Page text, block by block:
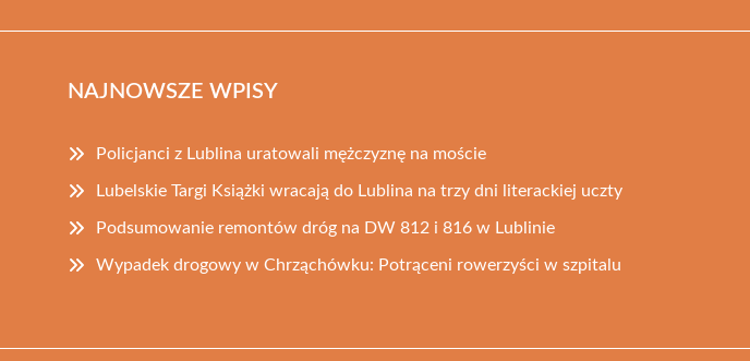
NAJNOWSZE WPISY
Policjanci z Lublina uratowali mężczyznę na moście
Lubelskie Targi Książki wracają do Lublina na trzy dni literackiej uczty
Podsumowanie remontów dróg na DW 812 i 816 w Lublinie
Wypadek drogowy w Chrząchówku: Potrąceni rowerzyści w szpitalu